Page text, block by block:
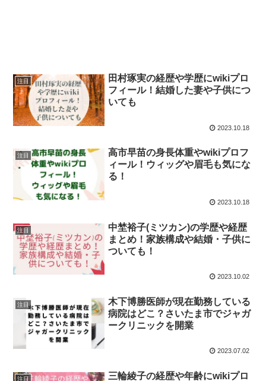
注目
田村琢実の経歴や学歴にwikiプロ
フィール！結婚した妻や子供につ
いても
2023.10.18
注目
高市早苗の身長体重やwikiプロフ
ィール！ウィッグや眉毛も気にな
る！
2023.10.18
注目
中埜裕子(ミツカン)の学歴や経歴
まとめ！家族構成や結婚・子供に
ついても！
2023.10.02
注目
木下博勝医師が現在勤務している
病院はどこ？さいたま市でジャガ
ークリニックを開業
2023.07.02
注目
三輪綾子の経歴や年齢にwikiプロ